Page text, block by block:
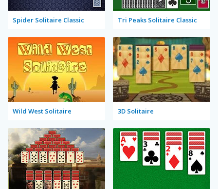
Spider Solitaire Classic Tri Peaks Solitaire Classic
Wild West Solitaire 3D Solitaire